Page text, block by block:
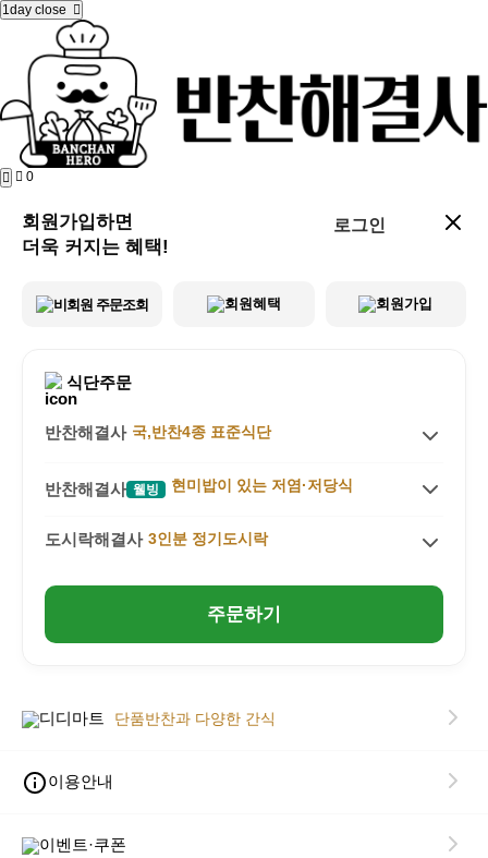
1day close
0
회원가입하면
더욱 커지는 혜택!
로그인
비회원 주문조회 회원혜택 회원가입
식단주문
반찬해결사 국,반찬4종 표준식단
상품소개
반찬해결사 웰빙 현미밥이 있는 저염·저당식
상품소개
도시락해결사 3인분 정기도시락
상품소개
주문하기
디디마트 단품반찬과 다양한 간식
이용안내
이벤트·쿠폰